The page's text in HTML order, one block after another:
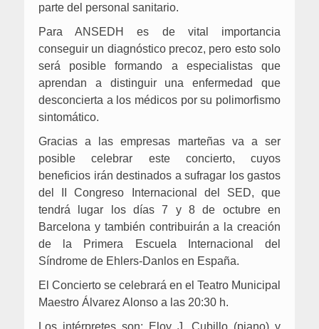
parte del personal sanitario.
Para ANSEDH es de vital importancia
conseguir un diagnóstico precoz, pero esto solo
será posible formando a especialistas que
aprendan a distinguir una enfermedad que
desconcierta a los médicos por su polimorfismo
sintomático.
Gracias a las empresas marteñas va a ser
posible celebrar este concierto, cuyos
beneficios irán destinados a sufragar los gastos
del II Congreso Internacional del SED, que
tendrá lugar los días 7 y 8 de octubre en
Barcelona y también contribuirán a la creación
de la Primera Escuela Internacional del
Síndrome de Ehlers-Danlos en España.
El Concierto se celebrará en el Teatro Municipal
Maestro Álvarez Alonso a las 20:30 h.
Los intérpretes son: Eloy J. Cubillo (piano) y